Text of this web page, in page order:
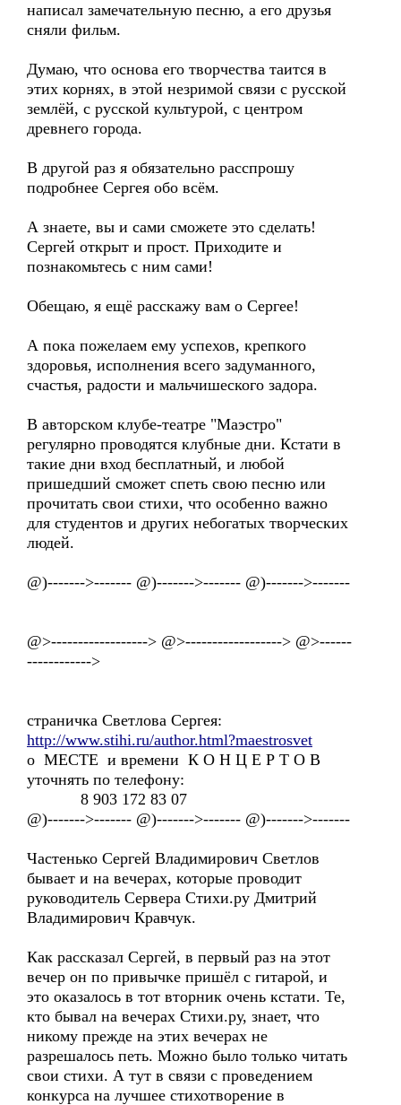
написал замечательную песню, а его друзья
сняли фильм.
Думаю, что основа его творчества таится в
этих корнях, в этой незримой связи с русской
землёй, с русской культурой, с центром
древнего города.
В другой раз я обязательно расспрошу
подробнее Сергея обо всём.
А знаете, вы и сами сможете это сделать!
Сергей открыт и прост. Приходите и
познакомьтесь с ним сами!
Обещаю, я ещё расскажу вам о Сергее!
А пока пожелаем ему успехов, крепкого
здоровья, исполнения всего задуманного,
счастья, радости и мальчишеского задора.
В авторском клубе-театре "Маэстро"
регулярно проводятся клубные дни. Кстати в
такие дни вход бесплатный, и любой
пришедший сможет спеть свою песню или
прочитать свои стихи, что особенно важно
для студентов и других небогатых творческих
людей.
@)------->------- @)------->------- @)------->-------
@>------------------> @>------------------> @>------
------------>
страничка Светлова Сергея:
http://www.stihi.ru/author.html?maestrosvet
о МЕСТЕ и времени К О Н Ц Е Р Т О В
уточнять по телефону:
8 903 172 83 07
@)------->------- @)------->------- @)------->-------
Частенько Сергей Владимирович Светлов
бывает и на вечерах, которые проводит
руководитель Сервера Стихи.ру Дмитрий
Владимирович Кравчук.
Как рассказал Сергей, в первый раз на этот
вечер он по привычке пришёл с гитарой, и
это оказалось в тот вторник очень кстати. Те,
кто бывал на вечерах Стихи.ру, знает, что
никому прежде на этих вечерах не
разрешалось петь. Можно было только читать
свои стихи. А тут в связи с проведением
конкурса на лучшее стихотворение в